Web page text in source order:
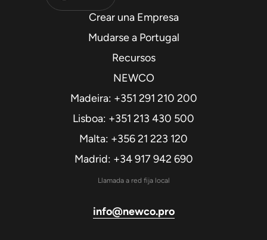
Crear una Empresa
Mudarse a Portugal
Recursos
NEWCO
Madeira: +351 291 210 200
Lisboa: +351 213 430 500
Malta: +356 21 223 120
Madrid: +34 917 942 690
Llamada a red fija local
info@newco.pro